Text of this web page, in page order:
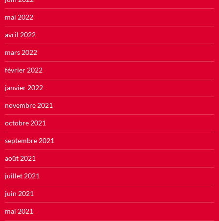
mai 2022
avril 2022
mars 2022
février 2022
janvier 2022
novembre 2021
octobre 2021
septembre 2021
août 2021
juillet 2021
juin 2021
mai 2021